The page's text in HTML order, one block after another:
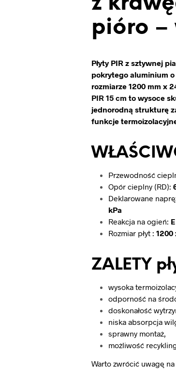
pióro –
Płyty PIR z sztywnej
pokrytego aluminium o
rozmiarze 1200 mm x
PIR 15 cm to wysoce
jednorodną strukturę
funkcje
Przewodność
Opór cieplny (RD):
Deklarowane
kPa
Reakcja na ogień: E
Rozmiar płyt : 1200
ZALETY
wysoka
odporność na
doskonałość
niska absorpcja
sprawny montaż,
możliwość
Warto zwrócić uwagę na